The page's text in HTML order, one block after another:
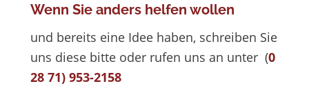
Wenn Sie anders helfen wollen
und bereits eine Idee haben, schreiben Sie
uns diese bitte oder rufen uns an unter (0
28 71) 953-2158